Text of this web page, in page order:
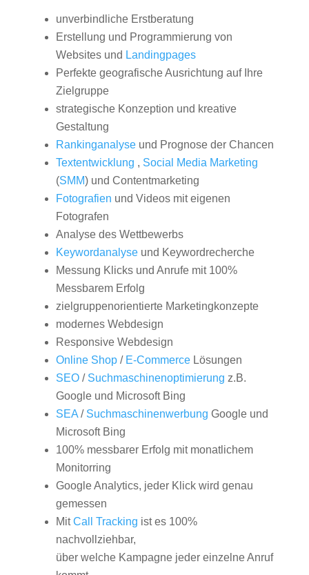
unverbindliche Erstberatung
Erstellung und Programmierung von
Websites und Landingpages
Perfekte geografische Ausrichtung auf Ihre
Zielgruppe
strategische Konzeption und kreative
Gestaltung
Rankinganalyseund Prognose der Chancen
Textentwicklung , Social Media Marketing
(SMM) und Contentmarketing
Fotografien und Videos mit eigenen
Fotografen
Analyse des Wettbewerbs
Keywordanalyseund Keywordrecherche
Messung Klicks und Anrufe mit 100%
Messbarem Erfolg
zielgruppenorientierte Marketingkonzepte
modernes Webdesign
Responsive Webdesign
Online Shop/ E-CommerceLösungen
SEO/ Suchmaschinenoptimierung z.B.
Google und Microsoft Bing
SEA/ Suchmaschinenwerbung Google und
Microsoft Bing
100% messbarer Erfolg mit monatlichem
Monitorring
Google Analytics, jeder Klick wird genau
gemessen
MitCall Tracking ist es 100%
nachvollziehbar,
über welche Kampagne jeder einzelne Anruf